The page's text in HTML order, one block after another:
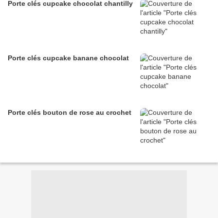
Porte clés cupcake chocolat chantilly
Porte clés cupcake banane chocolat
Porte clés bouton de rose au crochet